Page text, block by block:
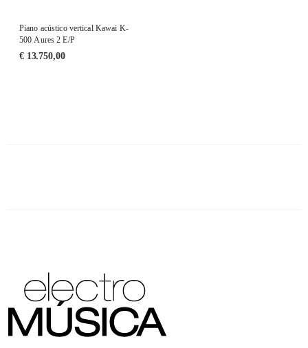
Piano acústico vertical Kawai K-
500 Aures 2 E/P
€13.750,00